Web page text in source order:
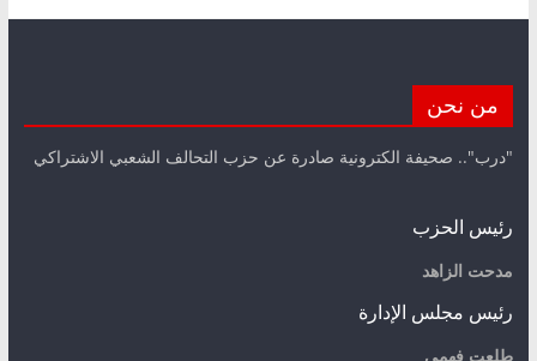
من نحن
"درب".. صحيفة الكترونية صادرة عن حزب التحالف الشعبي الاشتراكي
رئيس الحزب
مدحت الزاهد
رئيس مجلس الإدارة
طلعت فهمي